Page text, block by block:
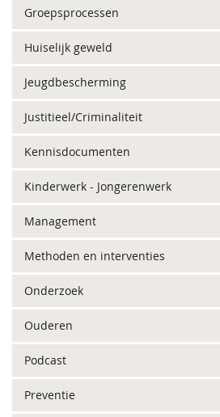
Groepsprocessen
Huiselijk geweld
Jeugdbescherming
Justitieel/Criminaliteit
Kennisdocumenten
Kinderwerk - Jongerenwerk
Management
Methoden en interventies
Onderzoek
Ouderen
Podcast
Preventie